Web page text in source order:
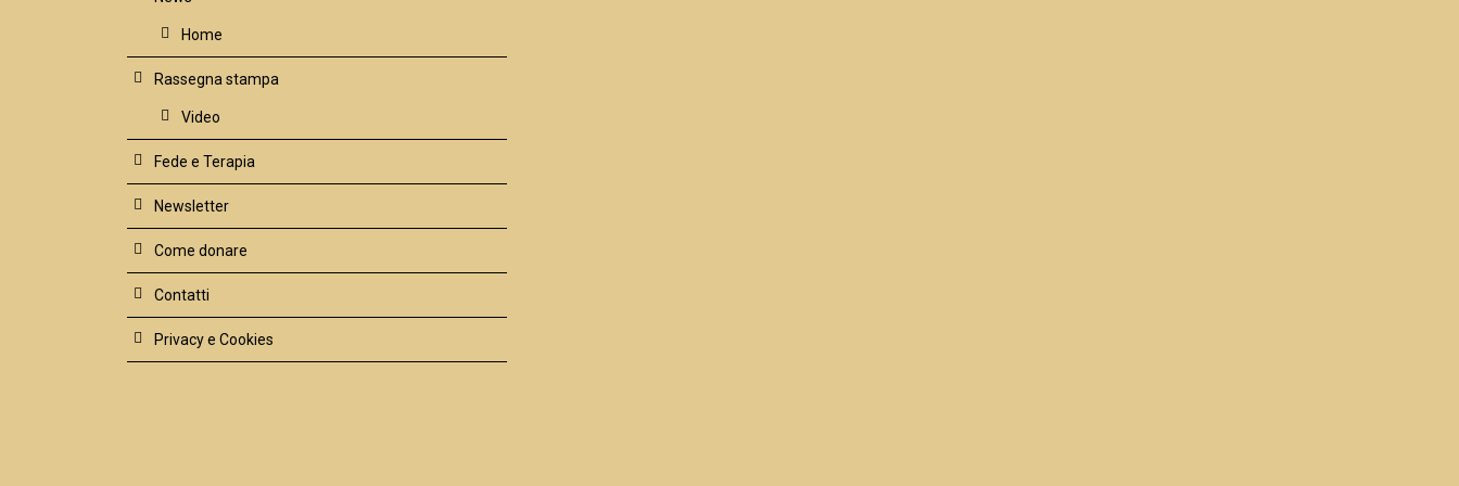
Home
Rassegna stampa
Video
Fede e Terapia
Newsletter
Come donare
Contatti
Privacy e Cookies